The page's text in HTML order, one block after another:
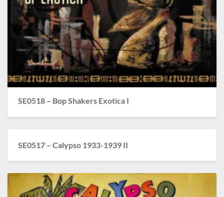
SE0518 – Bop Shakers Exotica I
SE0517 – Calypso 1933-1939 II